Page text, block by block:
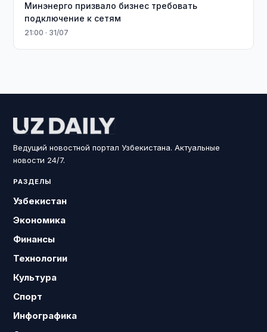
Минэнерго призвало бизнес требовать
подключение к сетям
21:00 · 31/07
Ведущий новостной портал Узбекистана. Актуальные
новости 24/7.
РАЗДЕЛЫ
Узбекистан
Экономика
Финансы
Технологии
Культура
Спорт
Инфографика